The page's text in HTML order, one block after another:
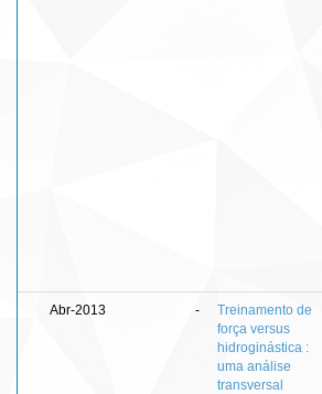
Abr-2013 -
Treinamento de
força versus
hidroginástica :
uma análise
transversal